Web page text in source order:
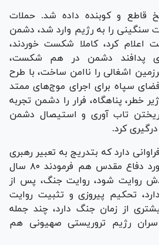
قاطع و کوبنده داده شد. حملات
سنگینی را به رژیم وارد شد، دشمن
اعلام کرد، کاملا شکست خوردند،
پدافند دشمن در هم شکست،
اشغالی را ناامن ساخت، با طرح
سپاه برای اجرای موج‌های ممتد
خطر، پناهگاه، فرار را دشمن تجربه
تاب آوری و استیصال دشمن
کرد.
دارد که بتدریج به تعبیر رهبری
آشکار خواهد شد، در مورد دفاع مقدس هم فرمودند ۸۰ سال
روایت شود، روایت جنگ، پس از
تحکیم پیروزی و تثبیت روایت
از زمان جنگ دارد، چند جمله
رژیم تروریستی صهیونی هم